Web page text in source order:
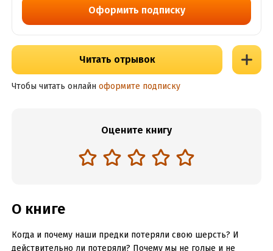
Оформить подписку
Читать отрывок
Чтобы читать онлайн оформите подписку
Оцените книгу
О книге
Когда и почему наши предки потеряли свою шерсть? И
действительно ли потеряли? Почему мы не голые и не